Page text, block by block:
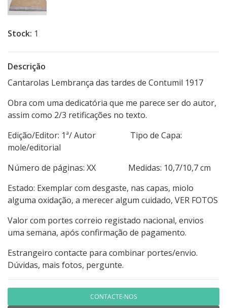
Stock: 1
Descrição
Cantarolas Lembrança das tardes de Contumil 1917
Obra com uma dedicatória que me parece ser do autor,
assim como 2/3 retificações no texto.
Edição/Editor: 1ª/ Autor Tipo de Capa:
mole/editorial
Número de páginas: XX Medidas: 10,7/10,7 cm
Estado: Exemplar com desgaste, nas capas, miolo
alguma oxidação, a merecer algum cuidado, VER FOTOS
Valor com portes correio registado nacional, envios
uma semana, após confirmação de pagamento.
Estrangeiro contacte para combinar portes/envio.
Dúvidas, mais fotos, pergunte.
CONTACTE-NOS